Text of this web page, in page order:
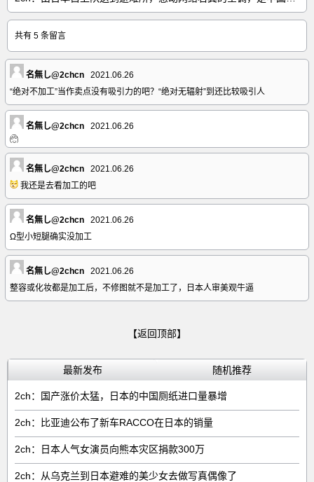
共有 5 条留言
名無し@2chcn
2021.06.26
“绝对不加工”当作卖点没有吸引力的吧？“绝对无辐射”到还比较吸引人
名無し@2chcn 2021.06.26
名無し@2chcn
2021.06.26
我还是去看加工的吧
名無し@2chcn
2021.06.26
Ω型小短腿确实没加工
名無し@2chcn
2021.06.26
整容或化妆都是加工后，不修图就不是加工了，日本人审美观牛逼
【返回顶部】
最新发布 随机推荐
2ch：国产涨价太猛，日本的中国厕纸进口量暴增
2ch：比亚迪公布了新车RACCO在日本的销量
2ch：日本人气女演员向熊本灾区捐款300万
2ch：从乌克兰到日本避难的美少女去做写真偶像了